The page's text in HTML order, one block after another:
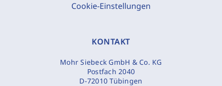
Cookie-Einstellungen
KONTAKT
Mohr Siebeck GmbH & Co. KG
Postfach 2040
D-72010 Tübingen